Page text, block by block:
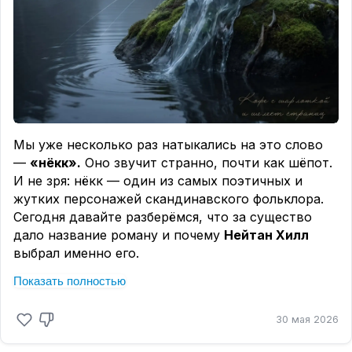
Ричарда Османа, эта книга станет прекрасным
дополнением вашей коллекции.
Динамичный сюжет, лёгкий язык и атмосфера
тайны, которая держит в напряжении до самого
конца. При этом это очень «кинематографичная»
история — читая, буквально видишь зелёные
луга, элегантные конюшни и чувствуешь дух
расследования от первого лица.
💬Нравится ли вам жанр «cozy mystery»?
Мы уже несколько раз натыкались на это слово
— «нёкк». Оно звучит странно, почти как шёпот.
И не зря: нёкк — один из самых поэтичных и
жутких персонажей скандинавского фольклора.
Сегодня давайте разберёмся, что за существо
дало название роману и почему Нейтан Хилл
выбрал именно его.
В старых легендах Скандинавии нёкк (Nøkk,
озёрах и медленных реках. Он не просто живёт в
Показать полностью
30 мая 2026